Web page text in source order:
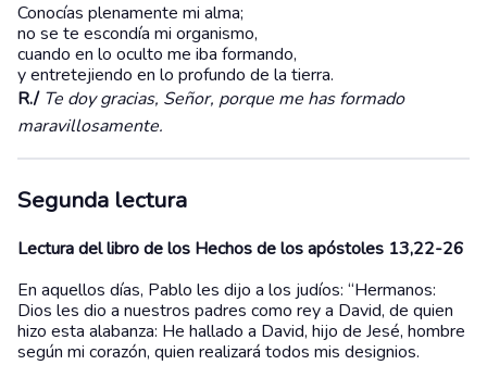
Conocías plenamente mi alma;
no se te escondía mi organismo,
cuando en lo oculto me iba formando,
y entretejiendo en lo profundo de la tierra.
R./ Te doy gracias, Señor, porque me has formado
maravillosamente.
Segunda lectura
Lectura del libro de los Hechos de los apóstoles 13,22-26
En aquellos días, Pablo les dijo a los judíos: “Hermanos:
Dios les dio a nuestros padres como rey a David, de quien
hizo esta alabanza: He hallado a David, hijo de Jesé, hombre
según mi corazón, quien realizará todos mis designios.